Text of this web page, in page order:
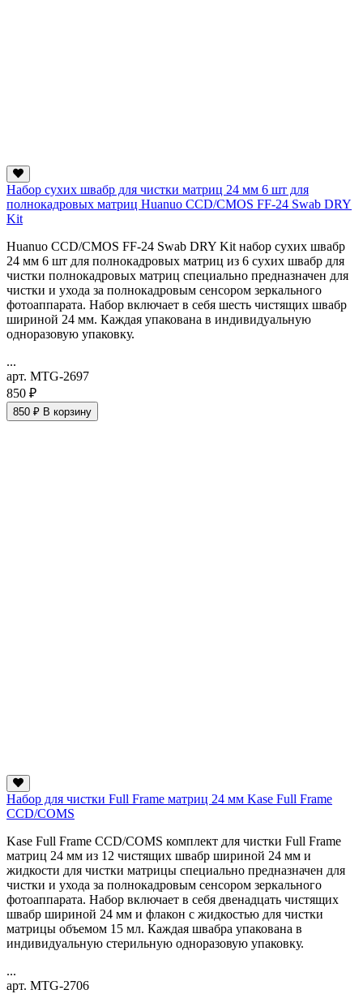
Набор сухих швабр для чистки матриц 24 мм 6 шт для
полнокадровых матриц Huanuo CCD/CMOS FF-24 Swab DRY
Kit
Huanuo CCD/CMOS FF-24 Swab DRY Kit набор сухих швабр
24 мм 6 шт для полнокадровых матриц из 6 сухих швабр для
чистки полнокадровых матриц специально предназначен для
чистки и ухода за полнокадровым сенсором зеркального
фотоаппарата. Набор включает в себя шесть чистящих швабр
шириной 24 мм. Каждая упакована в индивидуальную
одноразовую упаковку.
...
арт. MTG-2697
850 ₽
850 ₽ В корзину
Набор для чистки Full Frame матриц 24 мм Kase Full Frame
CCD/COMS
Kase Full Frame CCD/COMS комплект для чистки Full Frame
матриц 24 мм из 12 чистящих швабр шириной 24 мм и
жидкости для чистки матрицы специально предназначен для
чистки и ухода за полнокадровым сенсором зеркального
фотоаппарата. Набор включает в себя двенадцать чистящих
швабр шириной 24 мм и флакон с жидкостью для чистки
матрицы объемом 15 мл. Каждая швабра упакована в
индивидуальную стерильную одноразовую упаковку.
...
арт. MTG-2706